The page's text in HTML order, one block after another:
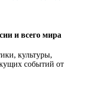
и всего мира
культуры,
событий от